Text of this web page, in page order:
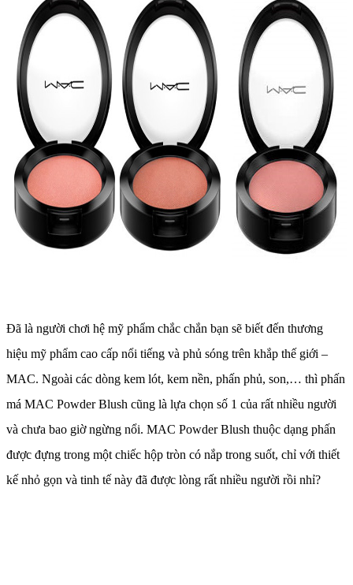
Đã là người chơi hệ mỹ phẩm chắc chắn bạn sẽ biết đến thương
hiệu mỹ phẩm cao cấp nổi tiếng và phủ sóng trên khắp thế giới –
MAC. Ngoài các dòng kem lót, kem nền, phấn phủ, son,… thì phấn
má MAC Powder Blush cũng là lựa chọn số 1 của rất nhiều người
và chưa bao giờ ngừng nổi. MAC Powder Blush thuộc dạng phấn
được đựng trong một chiếc hộp tròn có nắp trong suốt, chỉ với thiết
kế nhỏ gọn và tinh tế này đã được lòng rất nhiều người rồi nhỉ?